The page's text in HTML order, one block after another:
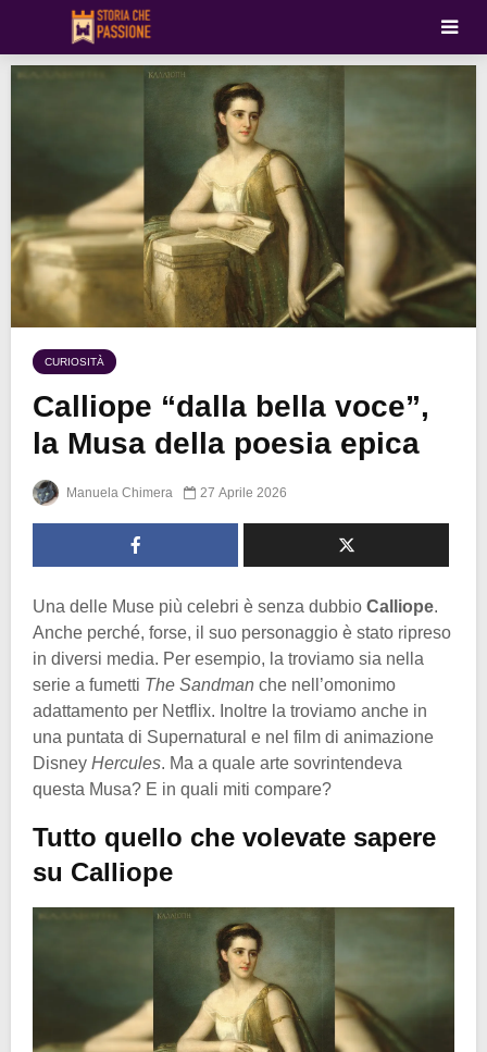
CURIOSITÀ
Calliope “dalla bella voce”,
la Musa della poesia epica
Manuela Chimera 27 Aprile 2026
Una delle Muse più celebri è senza dubbio Calliope.
Anche perché, forse, il suo personaggio è stato ripreso
in diversi media. Per esempio, la troviamo sia nella
serie a fumetti The Sandman che nell’omonimo
adattamento per Netflix. Inoltre la troviamo anche in
una puntata di Supernatural e nel film di animazione
Disney Hercules. Ma a quale arte sovrintendeva
questa Musa? E in quali miti compare?
Tutto quello che volevate sapere
su Calliope